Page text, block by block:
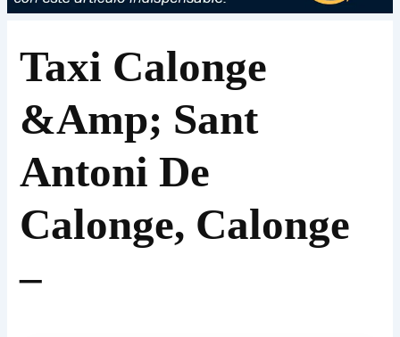
Taxi Calonge
&Amp; Sant
Antoni De
Calonge, Calonge
–